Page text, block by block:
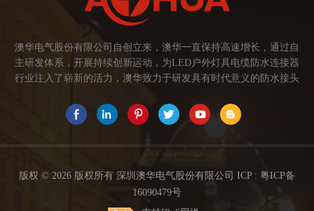
澳华电气股份有限公司自创立来，澳华一直保持高速增长，通过自
主研发体系，开展持续创新运动，为LED户外灯具电缆防水连接器
行业注入了崭新的活力，澳华致力于研发具有时代意义的防水接头
物生长灯、高铁动车、养殖畜牧、水族设备、发热瓷砖、船舶、油
烟机、环保机械、医疗保健设备、捕鱼集鱼灯、汽车大灯、太阳能
的愿景： 我们注重产品品质，以人为本，坚持创新，以市场为导向
开发具有品质的线缆连接器产品，为客户提供多方面的连接解决方
版权 © 2026 版权所有 深圳澳华电气股份有限公司 ICP : 粤ICP备
16090479号